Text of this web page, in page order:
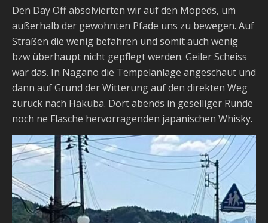
Den Day Off absolvierten wir auf den Mopeds, um
außerhalb der gewohnten Pfade uns zu bewegen. Auf
Straßen die wenig befahren und somit auch wenig
bzw überhaupt nicht gepflegt werden. Geiler Scheiss
war das. In Nagano die Tempelanlage angeschaut und
dann auf Grund der Witterung auf den direkten Weg
zurück nach Hakuba. Dort abends in geselliger Runde
noch ne Flasche hervorragenden japanischen Whisky.